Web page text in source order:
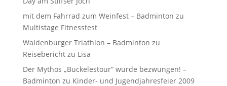
mit dem Fahrrad zum Weinfest – Badminton zu
Multistage Fitnesstest
Waldenburger Triathlon – Badminton zu
Reisebericht zu Lisa
Der Mythos „Buckelestour“ wurde bezwungen! –
Badminton zu Kinder- und Jugendjahresfeier 2009